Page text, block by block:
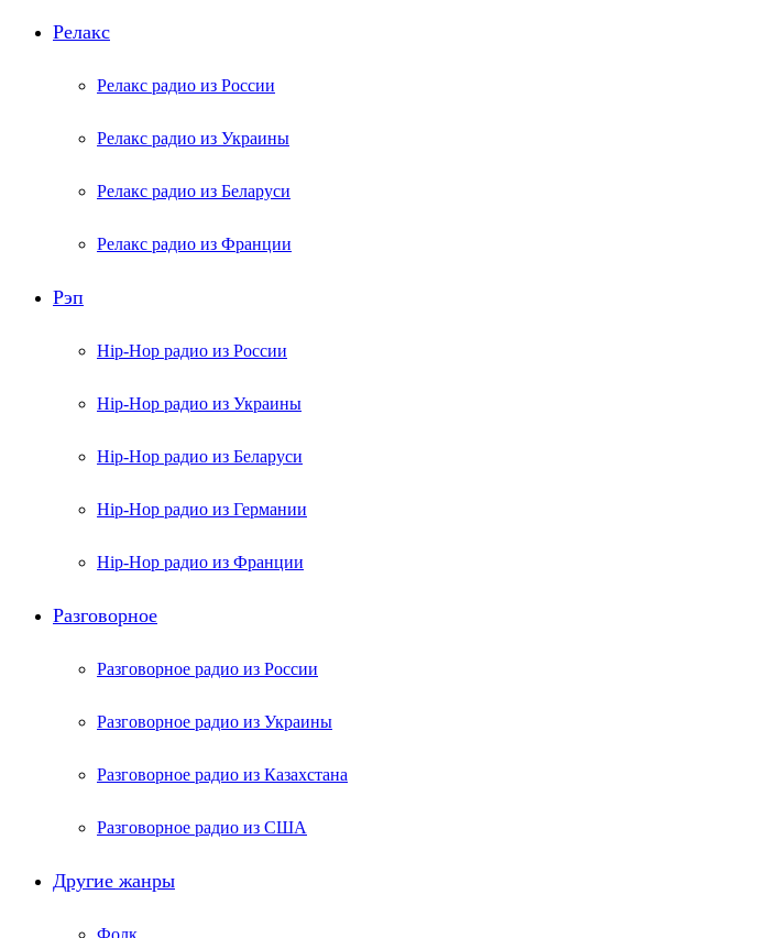
Релакс
Релакс радио из России
Релакс радио из Украины
Релакс радио из Беларуси
Релакс радио из Франции
Рэп
Hip-Hop радио из России
Hip-Hop радио из Украины
Hip-Hop радио из Беларуси
Hip-Hop радио из Германии
Hip-Hop радио из Франции
Разговорное
Разговорное радио из России
Разговорное радио из Украины
Разговорное радио из Казахстана
Разговорное радио из США
Другие жанры
Фолк